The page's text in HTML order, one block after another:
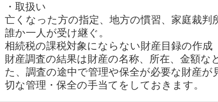
・取扱い
亡くなった方の指定、地方の慣習、家庭裁判
誰か一人が受け継ぐ。
相続税の課税対象にならない財産目録の作成
財産調査の結果は財産の名称、所在、金額
た、調査の途中で管理や保全が必要な財産
切な管理・保全の手当てをしておきます。